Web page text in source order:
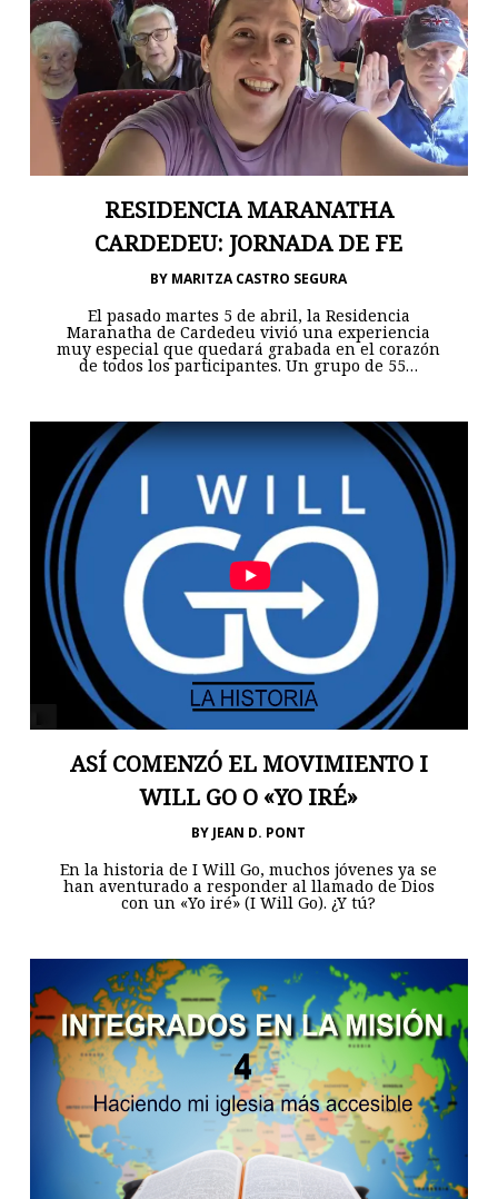
RESIDENCIA MARANATHA
CARDEDEU: JORNADA DE FE
BY MARITZA CASTRO SEGURA
El pasado martes 5 de abril, la Residencia
Maranatha de Cardedeu vivió una experiencia
muy especial que quedará grabada en el corazón
de todos los participantes. Un grupo de 55…
ASÍ COMENZÓ EL MOVIMIENTO I
WILL GO O «YO IRÉ»
BY JEAN D. PONT
En la historia de I Will Go, muchos jóvenes ya se
han aventurado a responder al llamado de Dios
con un «Yo iré» (I Will Go). ¿Y tú?